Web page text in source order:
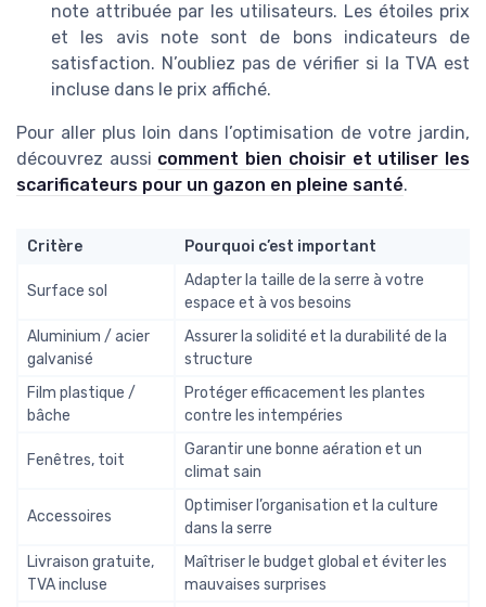
note attribuée par les utilisateurs. Les étoiles prix
et les avis note sont de bons indicateurs de
satisfaction. N’oubliez pas de vérifier si la TVA est
incluse dans le prix affiché.
Pour aller plus loin dans l’optimisation de votre jardin,
découvrez aussi comment bien choisir et utiliser les
scarificateurs pour un gazon en pleine santé.
Critère Pourquoi c’est important
Surface sol
Adapter la taille de la serre à votre
espace et à vos besoins
Aluminium / acier
galvanisé
Assurer la solidité et la durabilité de la
structure
Film plastique /
bâche
Protéger efficacement les plantes
contre les intempéries
Fenêtres, toit
Garantir une bonne aération et un
climat sain
Accessoires
Optimiser l’organisation et la culture
dans la serre
Livraison gratuite,
TVA incluse
Maîtriser le budget global et éviter les
mauvaises surprises